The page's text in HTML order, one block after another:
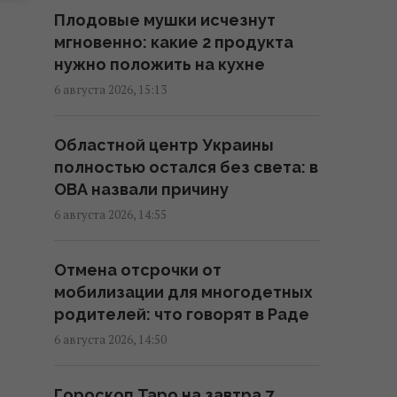
его задержали
15:34 четверг, 06 августа 2026
необычные новации вводят
банки
15:34 четверг, 06 августа 2026
украинские БПЛА для атак на
цели в Балтии, – литовская
разведка
15:33 четверг, 06 августа 2026
Плодовые мушки исчезнут
мгновенно: какие 2 продукта
нужно положить на кухне
6 августа 2026, 15:13
Областной центр Украины
полностью остался без света: в
ОВА назвали причину
6 августа 2026, 14:55
Отмена отсрочки от
мобилизации для многодетных
родителей: что говорят в Раде
6 августа 2026, 14:50